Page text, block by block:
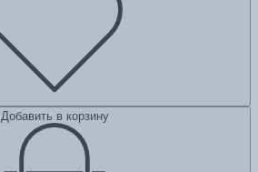
Добавить в корзину